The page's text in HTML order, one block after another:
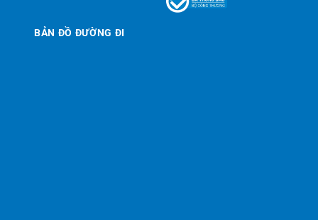
BẢN ĐỒ ĐƯỜNG ĐI